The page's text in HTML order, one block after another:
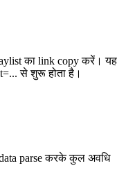
का link copy करें। यह
से शुरू होता है।
parse करके कुल अवधि